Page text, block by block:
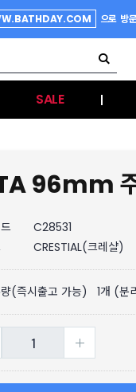
으로 방
SALE |
96mm
C28531
CRESTIAL(크레샬)
(즉시출고 가능) 1개 (분